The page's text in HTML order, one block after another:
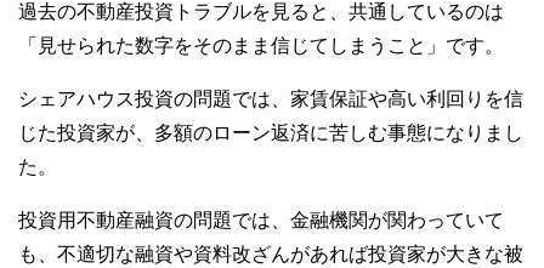
過去の不動産投資トラブルを見ると、共通しているのは
「見せられた数字をそのまま信じてしまうこと」です。
シェアハウス投資の問題では、家賃保証や高い利回りを信
じた投資家が、多額のローン返済に苦しむ事態になりまし
た。
投資用不動産融資の問題では、金融機関が関わっていて
も、不適切な融資や資料改ざんがあれば投資家が大きな被